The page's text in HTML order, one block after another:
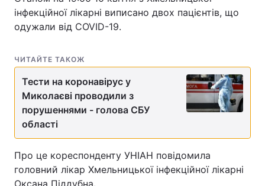
інфекційної лікарні виписано двох пацієнтів, що
одужали від COVID-19.
ЧИТАЙТЕ ТАКОЖ
Тести на коронавірус у
Миколаєві проводили з
порушеннями - голова СБУ
області
Про це кореспонденту УНІАН повідомила
головний лікар Хмельницької інфекційної лікарні
Оксана Піддубна.